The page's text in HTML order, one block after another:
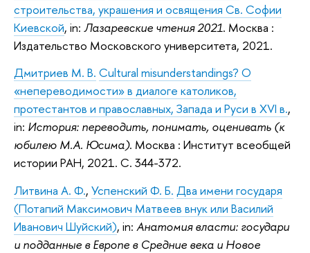
строительства, украшения и освящения Св. Софии
Киевской, in: Лазаревские чтения 2021. Москва :
Издательство Московского университета, 2021.
Дмитриев М. В. Сultural misunderstandings? О
«непереводимости» в диалоге католиков,
протестантов и православных, Запада и Руси в XVI в.,
in: История: переводить, понимать, оценивать (к
юбилею М.А. Юсима). Москва : Институт всеобщей
истории РАН, 2021. С. 344-372.
Литвина А. Ф., Успенский Ф. Б. Два имени государя
(Потапий Максимович Матвеев внук или Василий
Иванович Шуйский), in: Анатомия власти: государи
и подданные в Европе в Средние века и Новое